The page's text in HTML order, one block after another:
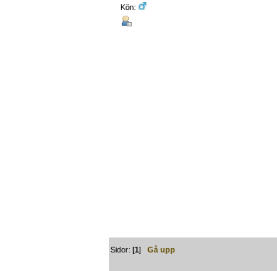
Kön:
Sidor: [1]Gå upp